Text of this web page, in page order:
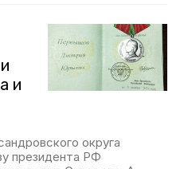
и
округа
президента РФ